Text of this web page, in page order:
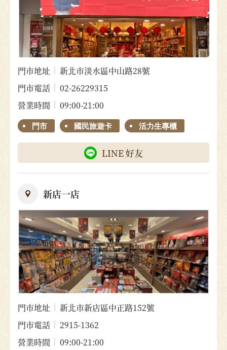
門市地址
新北市淡水區中山路28號
門市電話
02-26229315
營業時間
09:00-21:00
門市 國民旅遊卡 活力生專櫃
LINE 好友
新店一店
門市地址
新北市新店區中正路152號
門市電話
2915-1362
營業時間
09:00-21:00